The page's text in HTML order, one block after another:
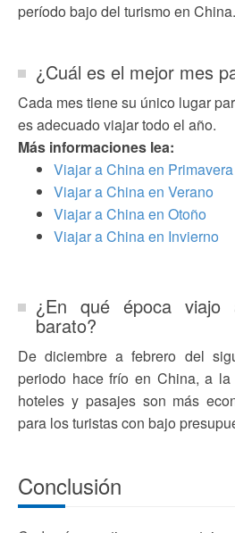
período bajo del turismo en China.
¿Cuál es el mejor mes
Cada mes tiene su único lugar
es adecuado viajar todo el año.
Más informaciones lea:
Viajar a China en Primavera
Viajar a China en Verano
Viajar a China en Otoño
Viajar a China en Invierno
¿En qué época
barato?
De diciembre a febrero del
periodo hace frío en China, a
hoteles y pasajes son más
para los turistas con bajo
Conclusión